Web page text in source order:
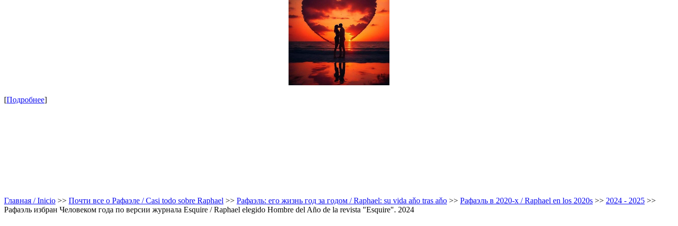
[Подробнее]
Главная / Inicio >> Почти все о Рафаэле / Casi todo sobre Raphael >> Рафаэль: его жизнь год за годом / Raphael: su vida aňo tras aňo >> Рафаэль в 2020-х / Raphael en los 2020s >> 2024 - 2025 >>
Рафаэль избран Человеком года по версии журнала Esquire / Raphael elegido Hombre del Año de la revista "Esquire". 2024